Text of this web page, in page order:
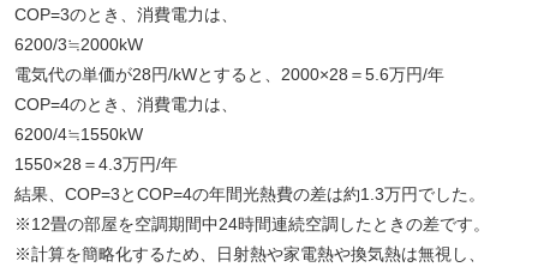
COP=3のとき、消費電力は、
6200/3≒2000kW
電気代の単価が28円/kWとすると、2000×28＝5.6万円/年
COP=4のとき、消費電力は、
6200/4≒1550kW
1550×28＝4.3万円/年
結果、COP=3とCOP=4の年間光熱費の差は約1.3万円でした。
※12畳の部屋を空調期間中24時間連続空調したときの差です。
※計算を簡略化するため、日射熱や家電熱や換気熱は無視し、